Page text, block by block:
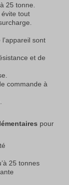
25 tonne.
tout
sont
et de
commande à
pour
25 tonnes